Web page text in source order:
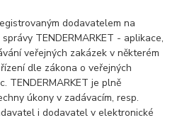
dodavatelem na
TENDERMARKET - aplikace,
veřejných zakázek v některém
dle zákona o veřejných
TENDERMARKET je plně
úkony v zadávacím, resp.
i dodavatel v elektronické